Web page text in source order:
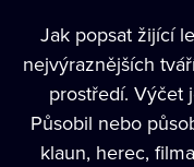
Jak popsat žijící
nejvýraznějších
prostředí. Výčet
Působil nebo
klaun, herec,